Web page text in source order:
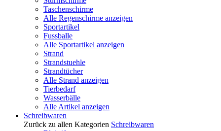
Taschenschirme
Alle Regenschirme anzeigen
Sportartikel
Fussballe
Alle Sportartikel anzeigen
Strand
Strandstuehle
Strandtücher
Alle Strand anzeigen
Tierbedarf
Wasserbälle
Alle Artikel anzeigen
Schreibwaren
Zurück zu allen Kategorien Schreibwaren